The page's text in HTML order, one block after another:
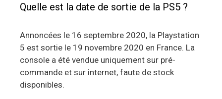
Quelle est la date de sortie de la PS5 ?
Annoncées le 16 septembre 2020, la Playstation
5 est sortie le 19 novembre 2020 en France. La
console a été vendue uniquement sur pré-
commande et sur internet, faute de stock
disponibles.